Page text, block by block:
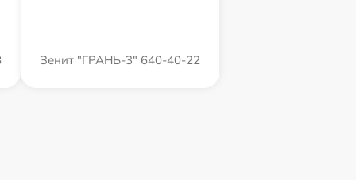
Зенит "ГРАНЬ-3" 640-40-22